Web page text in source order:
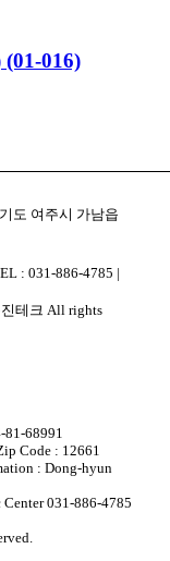
016)
도 여주시 가남읍
: 031-886-4785 |
테크 All rights
81-68991
Code : 12661
: Dong-hyun
031-886-4785